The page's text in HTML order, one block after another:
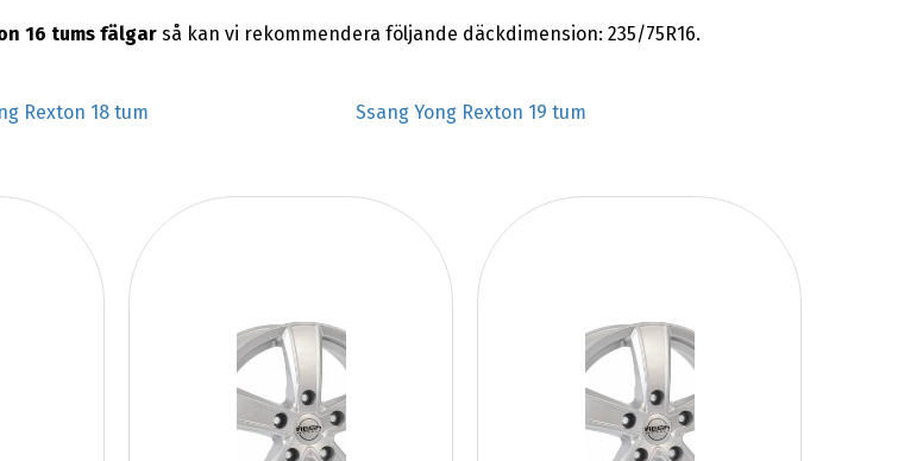
16 tums fälgarså kan vi rekommendera följande däckdimension: 235/75R16.
Rexton 18 tum
Ssang Yong Rexton 19 tum